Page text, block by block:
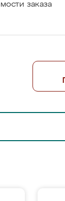
заказа